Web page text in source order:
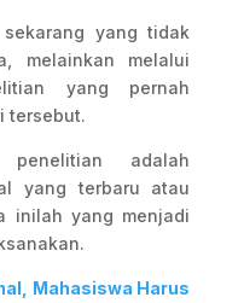
yang tidak
melainkan melalui
yang pernah
tersebut.
adalah
yang terbaru atau
inilah yang menjadi
Mahasiswa Harus